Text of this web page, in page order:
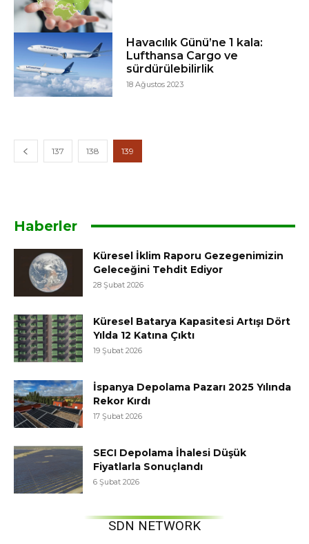
Havacılık Günü’ne 1 kala:
Lufthansa Cargo ve
sürdürülebilirlik
18 Ağustos 2023
137 138 139
Haberler
Küresel İklim Raporu Gezegenimizin
Geleceğini Tehdit Ediyor
28 Şubat 2026
Küresel Batarya Kapasitesi Artışı Dört
Yılda 12 Katına Çıktı
19 Şubat 2026
İspanya Depolama Pazarı 2025 Yılında
Rekor Kırdı
17 Şubat 2026
SECI Depolama İhalesi Düşük
Fiyatlarla Sonuçlandı
6 Şubat 2026
SDN NETWORK